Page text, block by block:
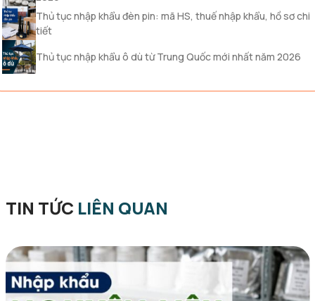
Thủ tục nhập khẩu đèn pin: mã HS, thuế nhập khẩu, hồ sơ chi
tiết
Thủ tục nhập khẩu ô dù từ Trung Quốc mới nhất năm 2026
TIN TỨC LIÊN QUAN